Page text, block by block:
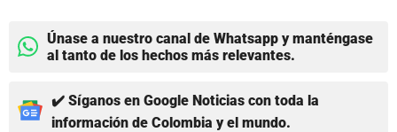
Únase a nuestro canal de Whatsapp y manténgase
al tanto de los hechos más relevantes.
✔️ Síganos en Google Noticias con toda la
información de Colombia y el mundo.